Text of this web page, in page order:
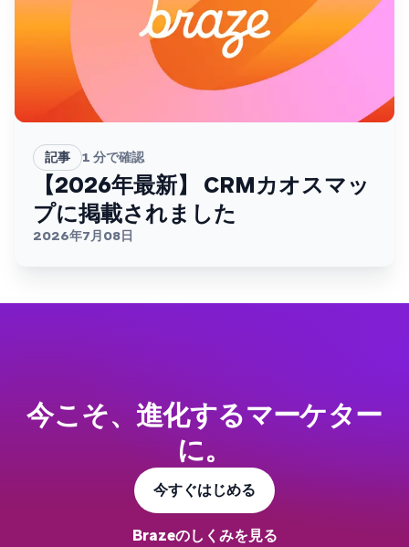
記事 1 分で確認
【2026年最新】 CRMカオスマッ
プに掲載されました
2026年7月08日
今こそ、進化するマーケター
に。
今すぐはじめる
Brazeのしくみを見る